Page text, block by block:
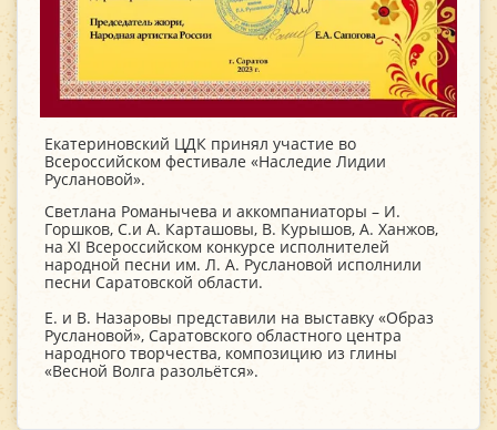
Екатериновский ЦДК принял участие во
Всероссийском фестивале «Наследие Лидии
Руслановой».
Светлана Романычева и аккомпаниаторы – И.
Горшков, С.и А. Карташовы, В. Курышов, А. Ханжов,
на XI Всероссийском конкурсе исполнителей
народной песни им. Л. А. Руслановой исполнили
песни Саратовской области.
Е. и В. Назаровы представили на выставку «Образ
Руслановой», Саратовского областного центра
народного творчества, композицию из глины
«Весной Волга разольётся».